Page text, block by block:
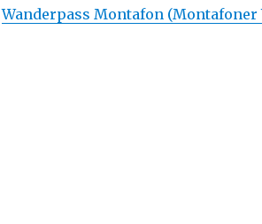
Wanderpass Montafon (Montafoner